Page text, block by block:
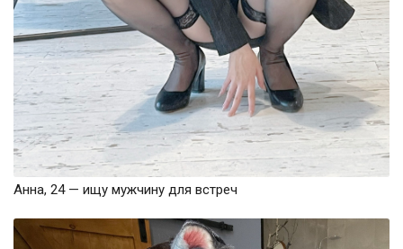
Анна, 24 — ищу мужчину для встреч